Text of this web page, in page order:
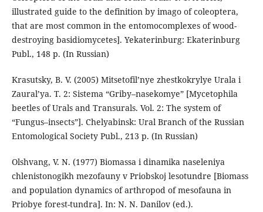
illustrated guide to the definition by imago of coleoptera,
that are most common in the entomocomplexes of wood-
destroying basidiomycetes]. Yekaterinburg: Ekaterinburg
Publ., 148 p. (In Russian)
Krasutsky, B. V. (2005) Mitsetofil’nye zhestkokrylye Urala i
Zaural’ya. T. 2: Sistema “Griby–nasekomye” [Mycetophila
beetles of Urals and Transurals. Vol. 2: The system of
“Fungus–insects”]. Chelyabinsk: Ural Branch of the Russian
Entomological Society Publ., 213 р. (In Russian)
Olshvang, V. N. (1977) Biomassa i dinamika naseleniya
chlenistonogikh mezofauny v Priobskoj lesotundre [Biomass
and population dynamics of arthropod of mesofauna in
Priobye forest-tundra]. In: N. N. Danilov (ed.).